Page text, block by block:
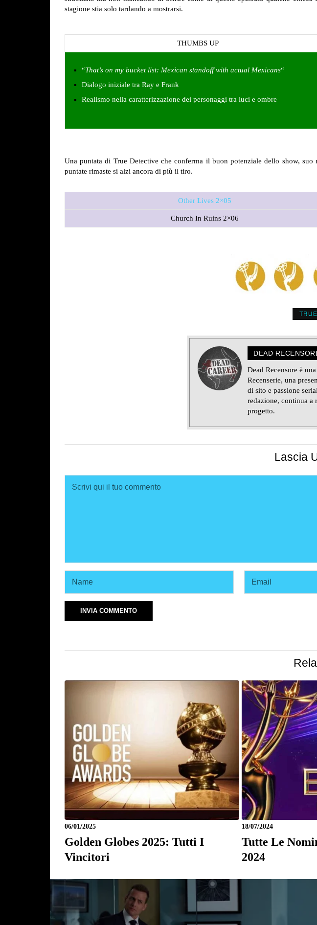
stagione stia solo tardando a mostrarsi.
THUMBS UP
“That’s on my bucket list: Mexican standoff with actual Mexicans“
Dialogo iniziale tra Ray e Frank
Realismo nella caratterizzazione dei personaggi tra luci e ombre
Una puntata di True Detective che conferma il buon potenziale dello show,
puntate rimaste si alzi ancora di più il tiro.
Other Lives 2×05
Church In Ruins 2×06
DEAD
Dead Recensore è
Recenserie, una
di sito e passione
redazione, continua a
progetto.
Lascia
06/01/2025
Golden Globes 2025: Tutti I
Vincitori
18/07/2024
Tutte Le
2024